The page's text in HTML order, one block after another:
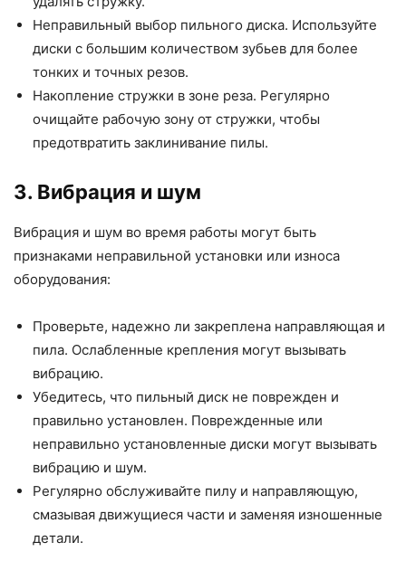
Неправильный выбор пильного диска. Используйте
диски с большим количеством зубьев для более
тонких и точных резов.
Накопление стружки в зоне реза. Регулярно
очищайте рабочую зону от стружки, чтобы
предотвратить заклинивание пилы.
3. Вибрация и шум
Вибрация и шум во время работы могут быть
признаками неправильной установки или износа
оборудования:
Проверьте, надежно ли закреплена направляющая и
пила. Ослабленные крепления могут вызывать
вибрацию.
Убедитесь, что пильный диск не поврежден и
правильно установлен. Поврежденные или
неправильно установленные диски могут вызывать
вибрацию и шум.
Регулярно обслуживайте пилу и направляющую,
смазывая движущиеся части и заменяя изношенные
детали.